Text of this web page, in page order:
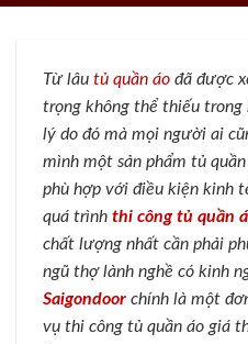
Từ lâu tủ quần áo đã được
trọng không thể thiếu trong
lý do đó mà mọi người ai
mình một sản phẩm tủ
phù hợp với điều kiện kinh
quá trình thi công tủ quần
chất lượng nhất cần phải
ngũ thợ lành nghề có kinh
Saigondoor chính là một
vụ thi công tủ quần áo giá